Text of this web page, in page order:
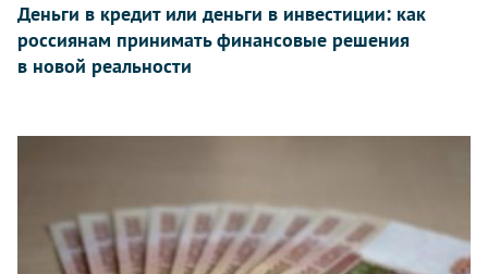
Деньги в кредит или деньги в инвестиции: как
россиянам принимать финансовые решения
в новой реальности